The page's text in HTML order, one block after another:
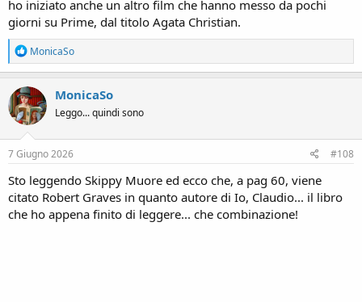
ho iniziato anche un altro film che hanno messo da pochi
giorni su Prime, dal titolo Agata Christian.
R
e
a
c
t
i
o
n
s
MonicaSo
MonicaSo
Leggo... quindi sono
7 Giugno 2026 #108
Sto leggendo Skippy Muore ed ecco che, a pag 60, viene
citato Robert Graves in quanto autore di Io, Claudio... il libro
che ho appena finito di leggere... che combinazione!